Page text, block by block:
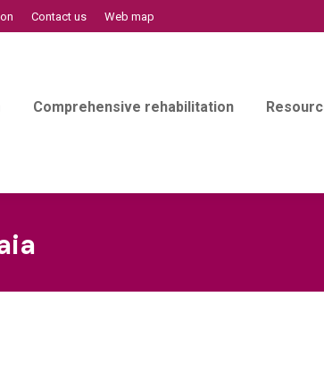
Contact us Web map
Comprehensive rehabilitation